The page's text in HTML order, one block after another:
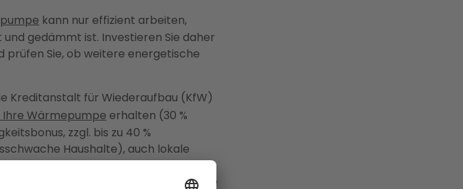
kann nur effizient arbeiten,
gedämmt ist. Investieren Sie daher
prüfen Sie, ob weitere energetische
Kreditanstalt für Wiederaufbau (KfW)
Ihre Wärmepumpe erhalten (30 %
zzgl. bis zu 40 %
Haushalte), auch lokale
Deutschlands größter
der ganzheitlichen Gebäudeanalyse